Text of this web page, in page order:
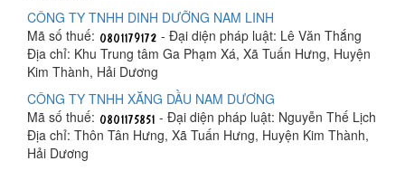
CÔNG TY TNHH DINH DƯỠNG NAM LINH
Mã số thuế:
- Đại diện pháp luật: Lê Văn Thắng
Địa chỉ: Khu Trung tâm Ga Phạm Xá, Xã Tuấn Hưng, Huyện
Kim Thành, Hải Dương
CÔNG TY TNHH XĂNG DẦU NAM DƯƠNG
Mã số thuế:
- Đại diện pháp luật: Nguyễn Thế Lịch
Địa chỉ: Thôn Tân Hưng, Xã Tuấn Hưng, Huyện Kim Thành,
Hải Dương